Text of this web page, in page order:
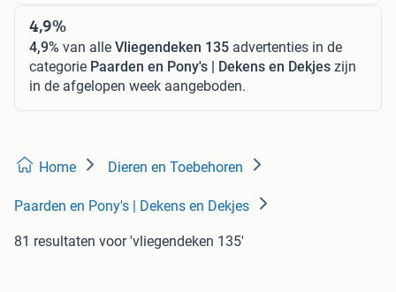
4,9%
4,9% van alle Vliegendeken 135 advertenties in de
categorie Paarden en Pony's | Dekens en Dekjes zijn
in de afgelopen week aangeboden.
Home Dieren en Toebehoren
Paarden en Pony's | Dekens en Dekjes
81 resultaten voor 'vliegendeken 135'